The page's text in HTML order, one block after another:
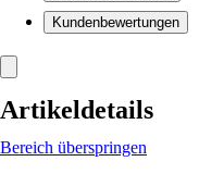
Kundenbewertungen
Artikeldetails
Bereich überspringen